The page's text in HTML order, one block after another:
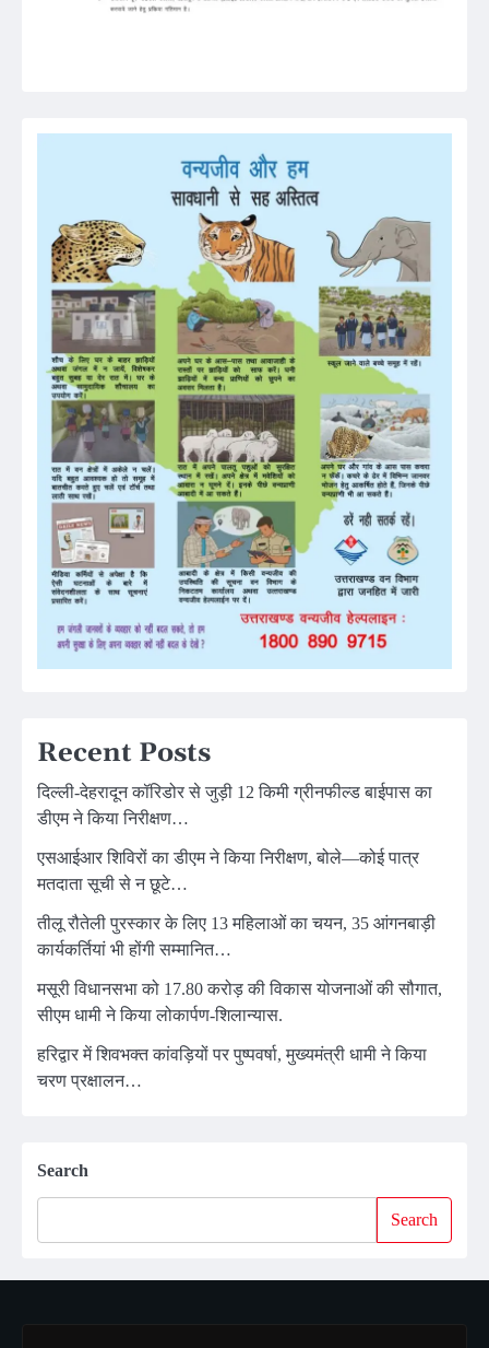
Recent Posts
दिल्ली-देहरादून कॉरिडोर से जुड़ी 12 किमी ग्रीनफील्ड बाईपास का
डीएम ने किया निरीक्षण…
एसआईआर शिविरों का डीएम ने किया निरीक्षण, बोले—कोई पात्र
मतदाता सूची से न छूटे…
तीलू रौतेली पुरस्कार के लिए 13 महिलाओं का चयन, 35 आंगनबाड़ी
कार्यकर्तियां भी होंगी सम्मानित…
मसूरी विधानसभा को 17.80 करोड़ की विकास योजनाओं की सौगात,
सीएम धामी ने किया लोकार्पण-शिलान्यास.
हरिद्वार में शिवभक्त कांवड़ियों पर पुष्पवर्षा, मुख्यमंत्री धामी ने किया
चरण प्रक्षालन…
Search
Search